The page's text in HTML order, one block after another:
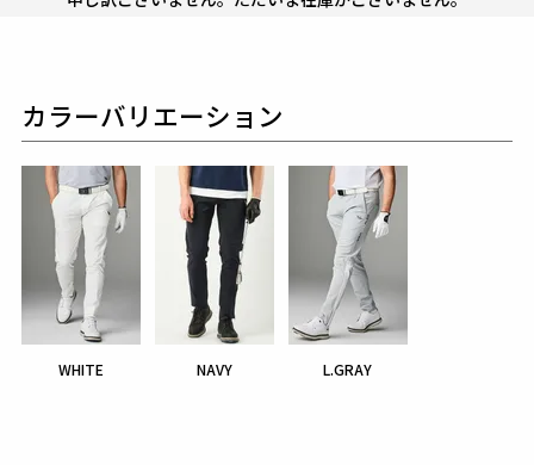
カラーバリエーション
WHITE NAVY L.GRAY